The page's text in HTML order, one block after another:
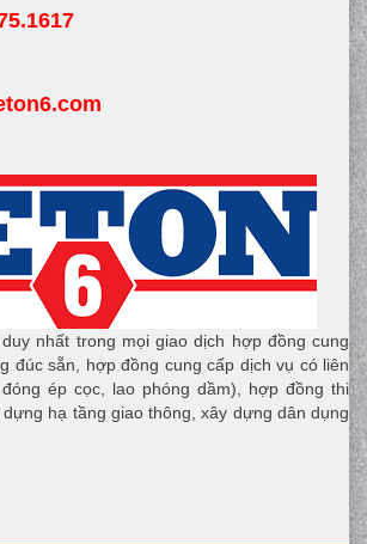
nhất trong mọi giao dịch hợp đồng cung
đúc sẵn, hợp đồng cung cấp dịch vụ có liên
ép cọc, lao phóng dầm), hợp đồng thi
hạ tầng giao thông, xây dựng dân dụng